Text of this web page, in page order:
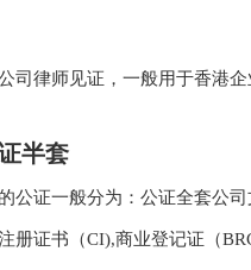
司律师见证，一般用于香港
半套
公证一般分为：公证全套公
册证书（CI),商业登记证（